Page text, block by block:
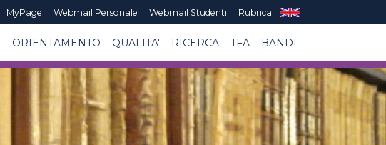
MyPage Webmail Personale Webmail Studenti Rubrica
ORIENTAMENTO QUALITA' RICERCA TFA BANDI